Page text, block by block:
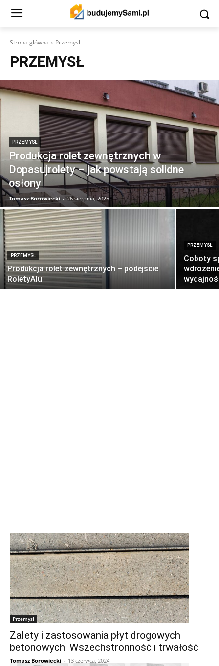
Strona główna Przemysł
PRZEMYSŁ
PRZEMYSŁ
Produkcja rolet zewnętrznych w
Dopasujrolety – jak powstają solidne
osłony
Tomasz Borowiecki - 26 sierpnia, 2025
PRZEMYSŁ
Produkcja rolet zewnętrznych – podejście
RoletyAlu
PRZEMYSŁ
Coboty
Przemysł
Zalety i zastosowania płyt drogowych
betonowych: Wszechstronność i trwałość
Tomasz Borowiecki - 13 czerwca, 2024